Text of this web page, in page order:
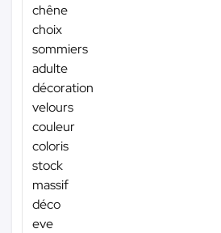
chêne
choix
sommiers
adulte
décoration
velours
couleur
coloris
stock
massif
déco
eve